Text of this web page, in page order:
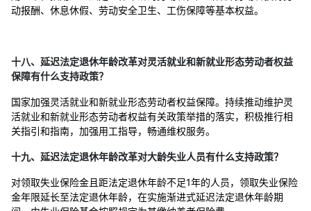
动报酬、休息休假、劳动安全卫生、工伤保障等基本权益。
十八、延迟法定退休年龄改革对灵活就业和新就业形态劳动者权益
保障有什么支持政策？
国家加强灵活就业和新就业形态劳动者权益保障。持续推动维护灵
活就业和新就业形态劳动者权益有关政策举措的落实，积极推行相
关指引和指南，加强用工指导，畅通维权服务。
十九、延迟法定退休年龄改革对大龄失业人员有什么支持政策？
对领取失业保险金且距法定退休年龄不足1年的人员，领取失业保险
金年限延长至法定退休年龄，在实施渐进式延迟法定退休年龄期